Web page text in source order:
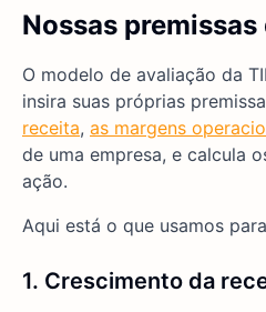
Nossas
O modelo de avaliação da
insira suas próprias
receita, as margens
de uma empresa, e calcula
ação.
Aqui está o que usamos
1. Crescimento da